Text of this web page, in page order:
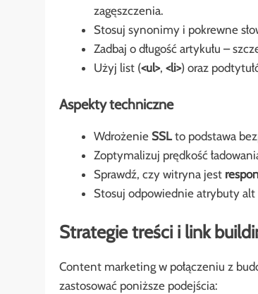
zagęszczenia.
Stosuj synonimy i pokrewne
Zadbaj o długość artykułu –
Użyj list (<ul>, <li>) oraz
Aspekty techniczne
Wdrożenie SSLto podstawa
Zoptymalizuj prędkość
Sprawdź, czy witryna jest
Stosuj odpowiednie atrybuty alt
Strategie treści i link
Content marketing w połączeniu z
zastosować poniższe podejścia: